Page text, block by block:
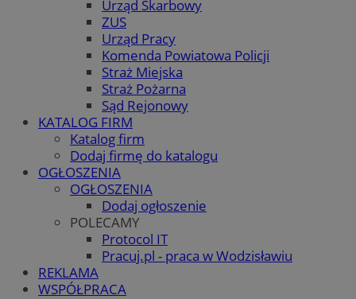
Urząd Skarbowy
ZUS
Urząd Pracy
Komenda Powiatowa Policji
Straż Miejska
Straż Pożarna
Sąd Rejonowy
KATALOG FIRM
Katalog firm
Dodaj firmę do katalogu
OGŁOSZENIA
OGŁOSZENIA
Dodaj ogłoszenie
POLECAMY
Protocol IT
Pracuj.pl - praca w Wodzisławiu
REKLAMA
WSPÓŁPRACA